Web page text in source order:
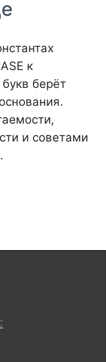
к
берёт
и советами